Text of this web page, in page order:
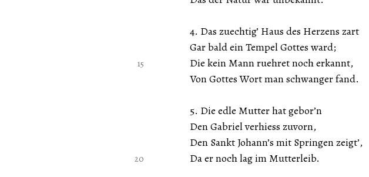
4. Das zuechtig’ Haus des Herzens zart
Gar bald ein Tempel Gottes ward;
Die kein Mann ruehret noch erkannt,
Von Gottes Wort man schwanger fand.
5. Die edle Mutter hat gebor’n
Den Gabriel verhiess zuvorn,
Den Sankt Johann’s mit Springen zeigt’,
Da er noch lag im Mutterleib.